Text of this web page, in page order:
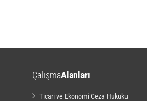
ÇalışmaAlanları
Ticari ve Ekonomi Ceza Hukuku